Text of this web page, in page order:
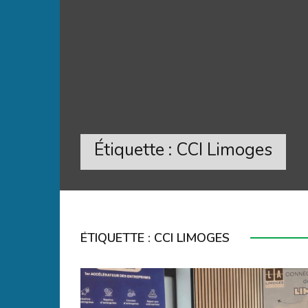
Étiquette : CCI Limoges
ÉTIQUETTE : CCI LIMOGES